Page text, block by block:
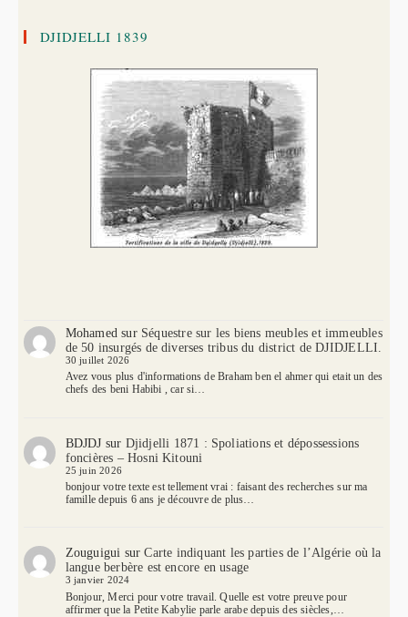
DJIDJELLI 1839
Mohamedsur Séquestre sur les biens meubles et immeubles
de 50 insurgés de diverses tribus du district de DJIDJELLI.
30 juillet 2026
Avez vous plus d'informations de Braham ben el ahmer qui etait un des
chefs des beni Habibi , car si…
BDJDJ sur Djidjelli 1871 : Spoliations et dépossessions
foncières – Hosni Kitouni
25 juin 2026
bonjour votre texte est tellement vrai : faisant des recherches sur ma
famille depuis 6 ans je découvre de plus…
Zouguigui surCarte indiquant les parties de l’Algérie où la
langue berbère est encore en usage
3 janvier 2024
Bonjour, Merci pour votre travail. Quelle est votre preuve pour
affirmer que la Petite Kabylie parle arabe depuis des siècles,…